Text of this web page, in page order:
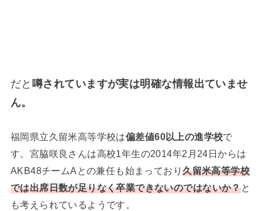
だと 噂されていますが実は明確な情報出ていませ
ん。
福岡県立久留米高等学校は偏差値60以上の進学校で
す。宮脇咲良さんは高校1年生の2014年2月24日からは
AKB48チームAとの兼任も始まっており久留米高等学校
では出席日数が足りなく卒業できないのではないか？と
も考えられているようです。